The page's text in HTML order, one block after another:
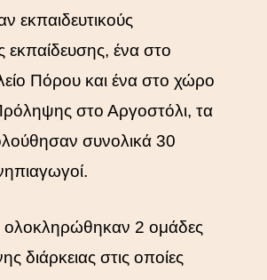
εκπαιδευτικούς
ένα στο
Πόρου και ένα στο χώρο
στο Αργοστόλι, τα
συνολικά 30
ολοκληρώθηκαν 2 ομάδες
διάρκειας στις οποίες